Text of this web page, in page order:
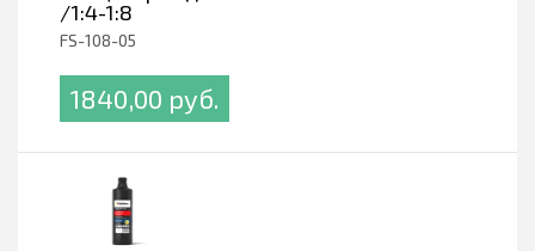
/1:4-1:8
FS-108-05
1840,00 pуб.